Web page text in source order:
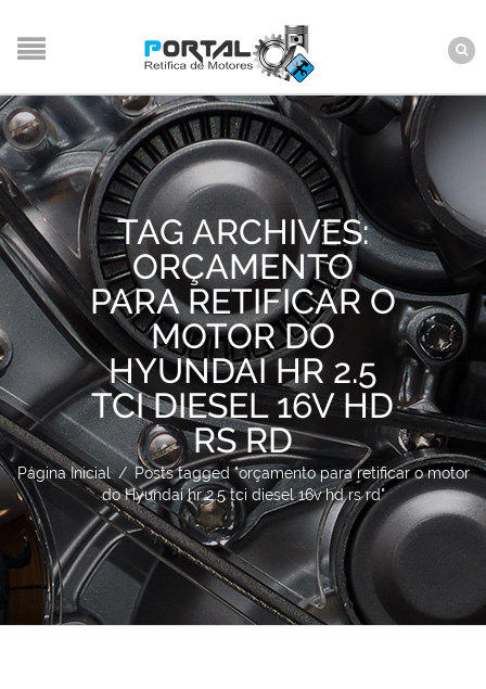
TAG ARCHIVES:
ORÇAMENTO
PARA RETIFICAR O
MOTOR DO
HYUNDAI HR 2.5
TCI DIESEL 16V HD
RS RD
Página Inicial / Posts tagged "orçamento para retificar o motor
do Hyundai hr 2.5 tci diesel 16v hd rs rd"